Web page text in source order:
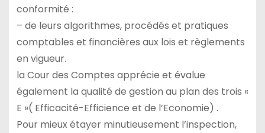
conformité :
– de leurs algorithmes, procédés et pratiques
comptables et financières aux lois et règlements
en vigueur.
la Cour des Comptes apprécie et évalue
également la qualité de gestion au plan des trois «
E »( Efficacité-Efficience et de l’Economie) .
Pour mieux étayer minutieusement l’inspection,